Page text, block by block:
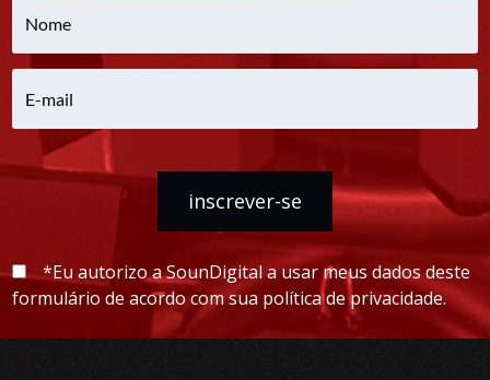
inscrever-se
*Eu autorizo a SounDigital a usar meus dados deste
formulário de acordo com sua política de privacidade.